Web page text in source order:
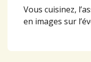
Vous cuisinez,
en images sur